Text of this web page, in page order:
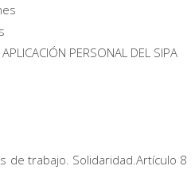
PERSONAL DEL SIPA
de trabajo. Solidaridad.Artículo 8